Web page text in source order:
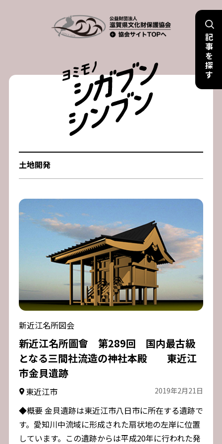
記
事
を
探
す
土地開発
新近江名所図会
新近江名所圖會 第289回 国内最古級
となる三間社流造の神社本殿 東近江
市金貝遺跡
東近江市 2019年2月21日
◆概要 金貝遺跡は東近江市八日市に所在する遺跡で
す。愛知川中流域に形成された扇状地の左岸に位置
しています。この遺跡からは平成20年に行われた発